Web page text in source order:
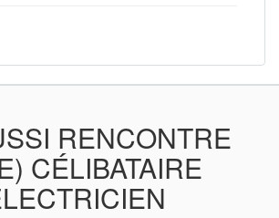
RENCONTRE
CÉLIBATAIRE